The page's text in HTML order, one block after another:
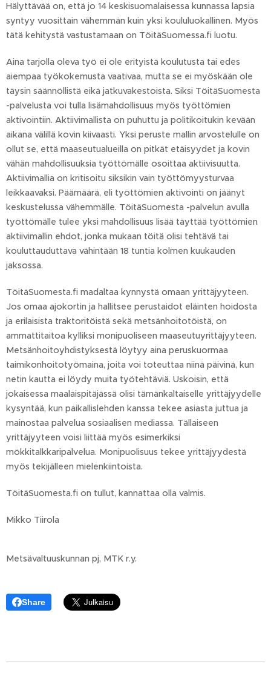
Hälyttävää on, että jo 14 keskisuomalaisessa kunnassa lapsia
syntyy vuosittain vähemmän kuin yksi koululuokallinen. Myös
tätä kehitystä vastustamaan on TöitäSuomessa.fi luotu.
Aina tarjolla oleva työ ei ole erityistä koulutusta tai edes
aiempaa työkokemusta vaativaa, mutta se ei myöskään ole
täysin säännöllistä eikä jatkuvakestoista. Siksi TöitäSuomesta
-palvelusta voi tulla lisämahdollisuus myös työttömien
aktivointiin. Aktiivimallista on puhuttu ja politikoitukin kevään
aikana välillä kovin kiivaasti. Yksi peruste mallin arvostelulle on
ollut se, että maaseutualueilla on pitkät etäisyydet ja kovin
vähän mahdollisuuksia työttömälle osoittaa aktiivisuutta.
Aktiivimallia on kritisoitu siksikin vain työttömyysturvaa
leikkaavaksi. Päämäärä, eli työttömien aktivointi on jäänyt
keskustelussa vähemmälle. TöitäSuomesta -palvelun avulla
työttömälle tulee yksi mahdollisuus lisää täyttää työttömien
aktiivimallin ehdot, jonka mukaan töitä olisi tehtävä tai
kouluttauduttava vähintään 18 tuntia kolmen kuukauden
jaksossa.
TöitäSuomesta.fi madaltaa kynnystä omaan yrittäjyyteen.
Jos omaa ajokortin ja hallitsee perustaidot eläinten hoidosta
ja erilaisista traktoritöistä sekä metsänhoitotöistä, on
ammattitaitoa kylliksi monipuoliseen maaseutuyrittäjyyteen.
Metsänhoitoyhdistyksestä löytyy aina peruskuormaa
taimikonhoitotyömaina, joita voi toteuttaa niinä päivinä, kun
netin kautta ei löydy muita työtehtäviä. Uskoisin, että
jokaisessa maalaispitäjässä olisi tämänkaltaiselle yrittäjyydelle
kysyntää, kun paikallislehden kanssa tekee asiasta juttua ja
mainostaa palvelua sosiaalisen mediassa. Tällaiseen
yrittäjyyteen voisi liittää myös esimerkiksi
mökkitalkkaripalvelua. Monipuolisuus tekee yrittäjyydestä
myös tekijälleen mielenkiintoista.
TöitäSuomesta.fi on tullut, kannattaa olla valmis.
Mikko Tiirola
Metsävaltuuskunnan pj, MTK r.y.
Share